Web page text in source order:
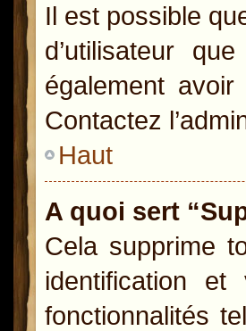
Il est possible
d’utilisateur
également
Contactez
Haut
A quoi sert
Cela supprime
identification
fonctionnalités